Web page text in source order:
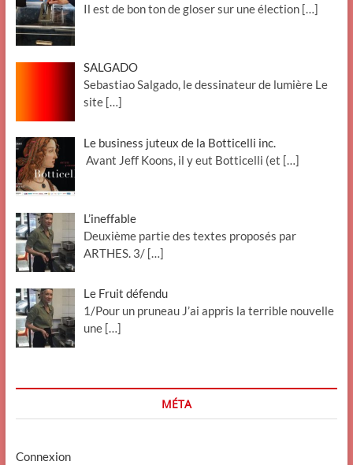
Il est de bon ton de gloser sur une élection […]
SALGADO
Sebastiao Salgado, le dessinateur de lumière Le
site […]
Le business juteux de la Botticelli inc.
Avant Jeff Koons, il y eut Botticelli (et […]
L’ineffable
Deuxième partie des textes proposés par
ARTHES. 3/ […]
Le Fruit défendu
1/Pour un pruneau J’ai appris la terrible nouvelle
une […]
MÉTA
Connexion